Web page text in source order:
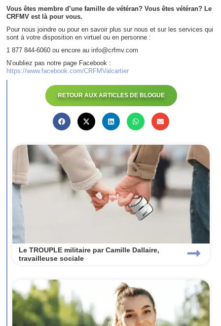
Vous êtes membre d’une famille de vétéran? Vous êtes vétéran? Le
CRFMV est là pour vous.
Pour nous joindre ou pour en savoir plus sur nous et sur les services qui
sont à votre disposition en virtuel ou en personne :
1 877 844-6060 ou encore au info@crfmv.com
N’oubliez pas notre page Facebook :
https://www.facebook.com/CRFMValcartier
RETOUR AUX ARTICLES DE BLOGUE
Le TROUPLE militaire par Camille Dallaire,
travailleuse sociale